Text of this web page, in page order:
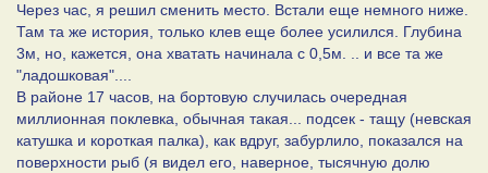
Через час, я решил сменить место. Встали еще немного ниже.
Там та же история, только клев еще более усилился. Глубина
3м, но, кажется, она хватать начинала с 0,5м. .. и все та же
"ладошковая"....
В районе 17 часов, на бортовую случилась очередная
миллионная поклевка, обычная такая... подсек - тащу (невская
катушка и короткая палка), как вдруг, забурлило, показался на
поверхности рыб (я видел его, наверное, тысячную долю